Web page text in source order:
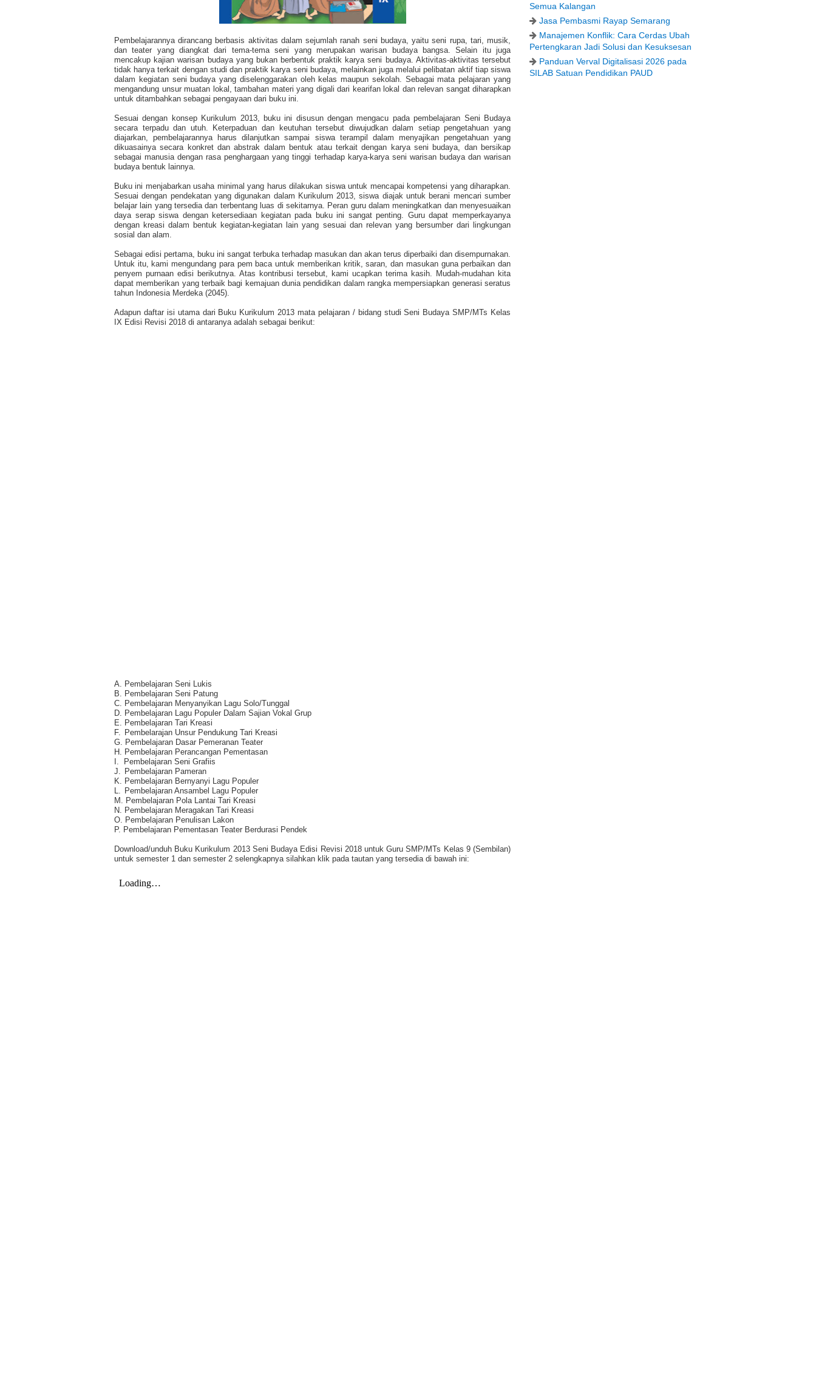
Pembelajarannya dirancang berbasis aktivitas dalam sejumlah ranah seni budaya, yaitu seni rupa, tari, musik,
dan teater yang diangkat dari tema-tema seni yang merupakan warisan budaya bangsa. Selain itu juga
mencakup kajian warisan budaya yang bukan berbentuk praktik karya seni budaya. Aktivitas-aktivitas tersebut
tidak hanya terkait dengan studi dan praktik karya seni budaya, melainkan juga melalui pelibatan aktif tiap siswa
dalam kegiatan seni budaya yang diselenggarakan oleh kelas maupun sekolah. Sebagai mata pelajaran yang
mengandung unsur muatan lokal, tambahan materi yang digali dari kearifan lokal dan relevan sangat diharapkan
untuk ditambahkan sebagai pengayaan dari buku ini.
Sesuai dengan konsep Kurikulum 2013, buku ini disusun dengan mengacu pada pembelajaran Seni Budaya
secara terpadu dan utuh. Keterpaduan dan keutuhan tersebut diwujudkan dalam setiap pengetahuan yang
diajarkan, pembelajarannya harus dilanjutkan sampai siswa terampil dalam menyajikan pengetahuan yang
dikuasainya secara konkret dan abstrak dalam bentuk atau terkait dengan karya seni budaya, dan bersikap
sebagai manusia dengan rasa penghargaan yang tinggi terhadap karya-karya seni warisan budaya dan warisan
budaya bentuk lainnya.
Buku ini menjabarkan usaha minimal yang harus dilakukan siswa untuk mencapai kompetensi yang diharapkan.
Sesuai dengan pendekatan yang digunakan dalam Kurikulum 2013, siswa diajak untuk berani mencari sumber
belajar lain yang tersedia dan terbentang luas di sekitarnya. Peran guru dalam meningkatkan dan menyesuaikan
daya serap siswa dengan ketersediaan kegiatan pada buku ini sangat penting. Guru dapat memperkayanya
dengan kreasi dalam bentuk kegiatan-kegiatan lain yang sesuai dan relevan yang bersumber dari lingkungan
sosial dan alam.
Sebagai edisi pertama, buku ini sangat terbuka terhadap masukan dan akan terus diperbaiki dan disempurnakan.
Untuk itu, kami mengundang para pem baca untuk memberikan kritik, saran, dan masukan guna perbaikan dan
penyem purnaan edisi berikutnya. Atas kontribusi tersebut, kami ucapkan terima kasih. Mudah-mudahan kita
dapat memberikan yang terbaik bagi kemajuan dunia pendidikan dalam rangka mempersiapkan generasi seratus
tahun Indonesia Merdeka (2045).
Adapun daftar isi utama dari Buku Kurikulum 2013 mata pelajaran / bidang studi Seni Budaya SMP/MTs Kelas
IX Edisi Revisi 2018 di antaranya adalah sebagai berikut:
A.
Pembelajaran Seni Lukis
B.
Pembelajaran Seni Patung
C.
Pembelajaran Menyanyikan Lagu Solo/Tunggal
D.
Pembelajaran Lagu Populer Dalam Sajian Vokal Grup
E.
Pembelajaran Tari Kreasi
F.
Pembelarajan Unsur Pendukung Tari Kreasi
G.
Pembelajaran Dasar Pemeranan Teater
H.
Pembelajaran Perancangan Pementasan
Pembelajaran Seni Grafiis
J.
Pembelajaran Pameran
K.
Pembelajaran Bernyanyi Lagu Populer
Pembelajaran Ansambel Lagu Populer
M.
Pembelajaran Pola Lantai Tari Kreasi
N.
Pembelajaran Meragakan Tari Kreasi
O.
Pembelajaran Penulisan Lakon
P. Pembelajaran Pementasan Teater Berdurasi Pendek
Download/unduh Buku Kurikulum 2013 Seni Budaya Edisi Revisi 2018 untuk Guru SMP/MTs Kelas 9 (Sembilan)
untuk semester 1 dan semester 2 selengkapnya silahkan klik pada tautan yang tersedia di bawah ini:
Semua Kalangan
Jasa Pembasmi Rayap Semarang
Manajemen Konflik: Cara Cerdas Ubah
Pertengkaran Jadi Solusi dan Kesuksesan
Panduan Verval Digitalisasi 2026 pada
SILAB Satuan Pendidikan PAUD